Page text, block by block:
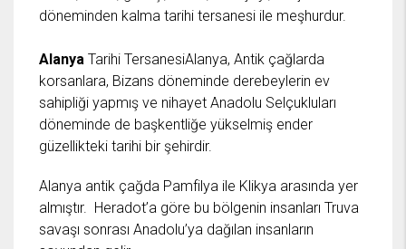
döneminden kalma tarihi tersanesi ile meşhurdur.
Alanya Tarihi TersanesiAlanya, Antik çağlarda
korsanlara, Bizans döneminde derebeylerin ev
sahipliği yapmış ve nihayet Anadolu Selçukluları
döneminde de başkentliğe yükselmiş ender
güzellikteki tarihi bir şehirdir.
Alanya antik çağda Pamfilya ile Klikya arasında yer
almıştır. Heradot’a göre bu bölgenin insanları Truva
savaşı sonrası Anadolu’ya dağılan insanların